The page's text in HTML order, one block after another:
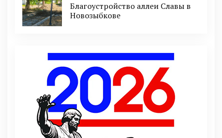
Благоустройство аллеи Славы в
Новозыбкове